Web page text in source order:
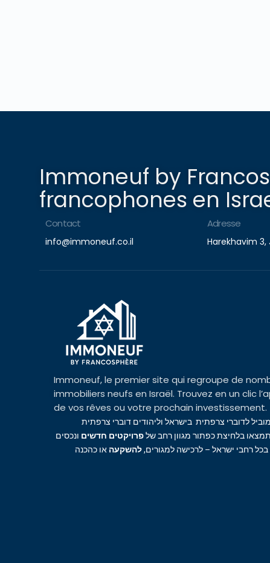
Immoneuf by
francophones en
Contact
info@immoneuf.co.il
Adresse
Harekhavim 3,
Immoneuf, le premier site qui regroupe de
immobiliers neufs en Israël. Trouvez en un clic
de vos rêves ou votre prochain investissement.
לדוברי צרפתית בישראל וליהודים דוברי צרפתית
בלחיצת כפתור מגוון רחב שלפרויקטים חדשים ונכסים
רחבי ישראל – לרכישה למגורים,להשקעה או כהכנה